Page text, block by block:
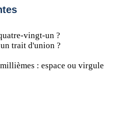
vingt-un ?
trait d'union ?
: espace ou virgule